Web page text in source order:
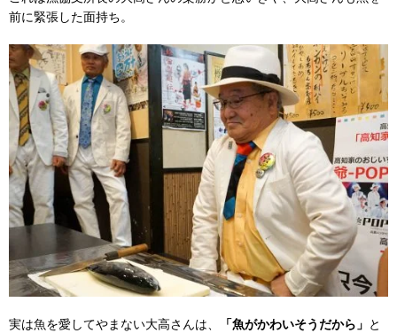
前に緊張した面持ち。
実は魚を愛してやまない大高さんは、 「魚がかわいそうだから」 と